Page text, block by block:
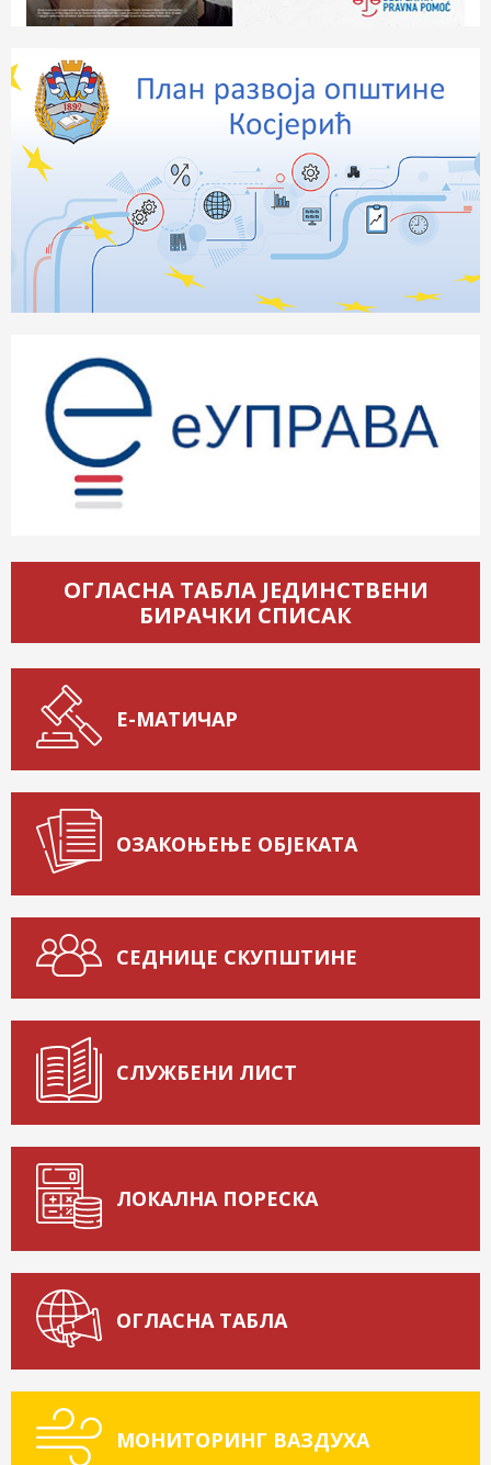
ОГЛАСНА ТАБЛА ЈЕДИНСТВЕНИ
БИРАЧКИ СПИСАК
Е-МАТИЧАР
ОЗАКОЊЕЊЕ ОБЈЕКАТА
СЕДНИЦЕ СКУПШТИНЕ
СЛУЖБЕНИ ЛИСТ
ЛОКАЛНА ПОРЕСКА
ОГЛАСНА ТАБЛА
МОНИТОРИНГ ВАЗДУХА